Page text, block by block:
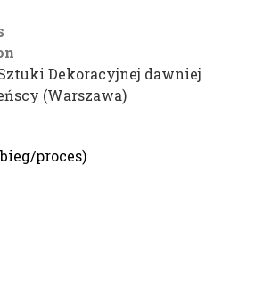
Dekoracyjnej dawniej
(Warszawa)
proces)